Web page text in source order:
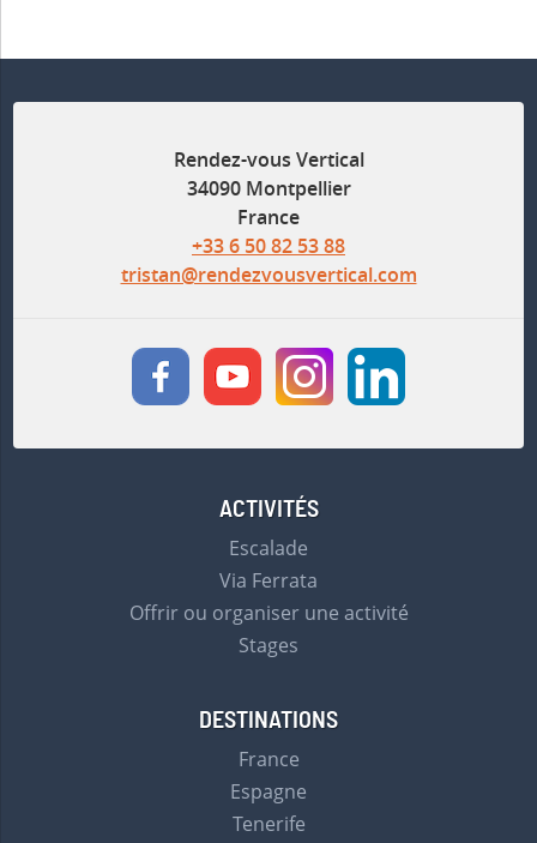
Rendez-vous Vertical
34090 Montpellier
France
+33 6 50 82 53 88
tristan@rendezvousvertical.com
ACTIVITÉS
Escalade
Via Ferrata
Offrir ou organiser une activité
Stages
DESTINATIONS
France
Espagne
Tenerife